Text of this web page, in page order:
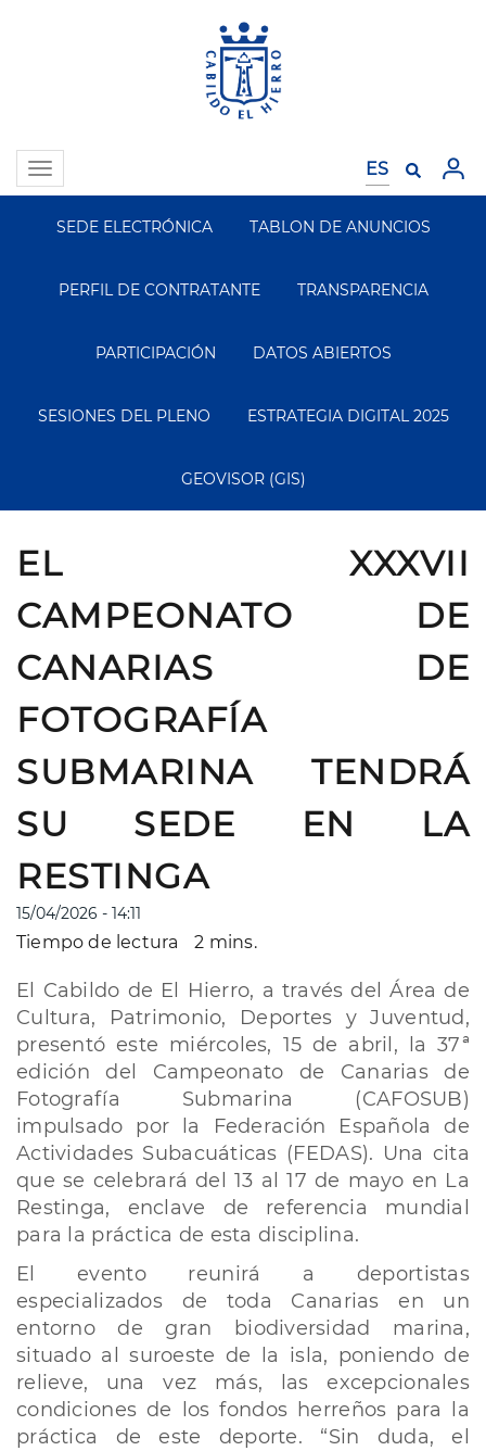
Toggle
navigation
Segundo
Menu
SEDE ELECTRÓNICA TABLON DE ANUNCIOS
PERFIL DE CONTRATANTE TRANSPARENCIA
PARTICIPACIÓN DATOS ABIERTOS
SESIONES DEL PLENO ESTRATEGIA DIGITAL 2025
GEOVISOR (GIS)
EL XXXVII
CAMPEONATO DE
CANARIAS DE
FOTOGRAFÍA
SUBMARINA TENDRÁ
SU SEDE EN LA
RESTINGA
15/04/2026 - 14:11
Tiempo de lectura 2 mins.
El Cabildo de El Hierro, a través del Área de
Cultura, Patrimonio, Deportes y Juventud,
presentó este miércoles, 15 de abril, la 37ª
edición del Campeonato de Canarias de
Fotografía Submarina (CAFOSUB)
impulsado por la Federación Española de
Actividades Subacuáticas (FEDAS). Una cita
que se celebrará del 13 al 17 de mayo en La
Restinga, enclave de referencia mundial
para la práctica de esta disciplina.
El evento reunirá a deportistas
especializados de toda Canarias en un
entorno de gran biodiversidad marina,
situado al suroeste de la isla, poniendo de
relieve, una vez más, las excepcionales
condiciones de los fondos herreños para la
práctica de este deporte. “Sin duda, el